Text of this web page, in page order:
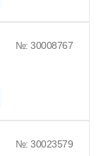
№: 30008767
№: 30023579